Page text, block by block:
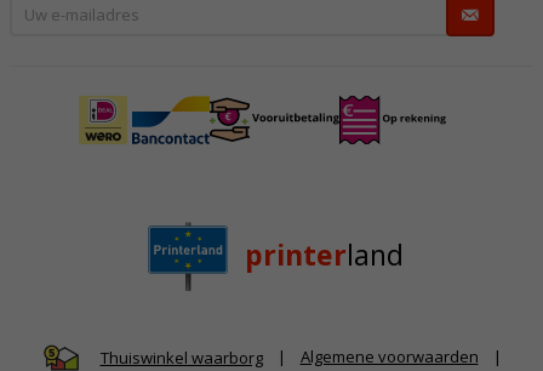
printerland
Thuiswinkel waarborg | Algemene voorwaarden |